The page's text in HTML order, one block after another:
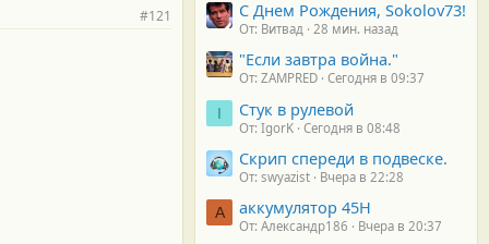
#121 С Днем Рождения, Sokolov73!
От: Витвад 28 мин. назад
"Если завтра война."
От: ZAMPRED Сегодня в 09:37
I Стук в рулевой
От: IgorK Сегодня в 08:48
Скрип спереди в подвеске.
От: swyazist Вчера в 22:28
А аккумулятор 45H
От: Александр186 Вчера в 20:37